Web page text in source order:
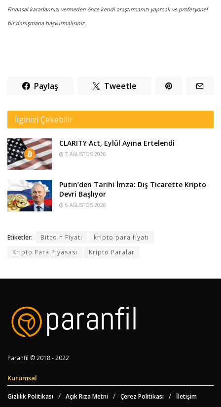
Finansal kararlarınızı vermeden önce kendi araştırmanızı yapmalı ve profesyonel
bir danışmana başvurmalısınız.
Paylaş Tweetle
İlginizi Çekebilir
CLARITY Act, Eylül Ayına Ertelendi
7 AĞUSTOS 2026
Putin’den Tarihi İmza: Dış Ticarette Kripto
Devri Başlıyor
6 AĞUSTOS 2026
Etiketler: Bitcoin Fiyatı
kripto para fiyatı
Kripto Para Piyasası
Kripto Paralar
Paranfil © 2018 - 2022
Kurumsal
Gizlilik Politikası Açık Rıza Metni Çerez Politikası İletişim